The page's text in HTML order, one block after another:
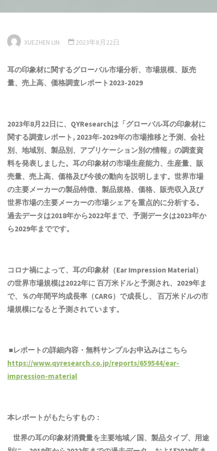
XUEZHEN LIN 2023年8月22日
耳の印象材に関するグローバル市場分析、市場規模、販売
量、売上高、価格調査レポート2023-2029
2023年8月22日に、QYResearchは「グローバル耳の印象材に
関する調査レポート, 2023年-2029年の市場推移と予測、会社
別、地域別、製品別、アプリケーション別の情報 」の調査資
料を発表しました。耳の印象材の市場生産能力、生産量、販
売量、売上高、価格及び今後の動向を説明します。世界市場
の主要メーカーの製品特徴、製品規格、価格、販売収入及び
世界市場の主要メーカーの市場シェアを重点的に分析する。
過去データは2018年から2022年まで、予測データは2023年か
ら2029年までです。
コロナ禍によって、耳の印象材（Ear Impression Material）
の世界市場規模は2022年に 百万米ドルと予測され、2029年ま
で、％の年間平均成長率（CARG）で成長し、 百万米ドルの市
場規模になると予測されています。
■レポートの詳細内容・無料サンプルお申込みはこちら
https://www.qyresearch.co.jp/reports/659544/ear-
impression-material
本レポートがもたらすもの：
世界の耳の印象材消費量を主要地域／国、製品タイプ、用途